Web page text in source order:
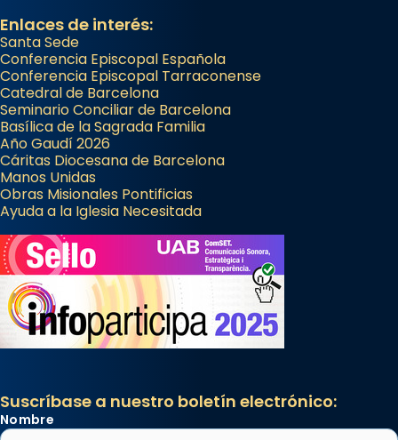
Semproniana (“relatiu a Semprònia =
eterna”) són deixebles seves. I l’any 1667, el
frare Joan Gaspar Roig, afirma en una obra
que les santes són filles de l’antiga Iluro.
Mataró en reivindicarà les relíq
...Ver más
Foto
View on Facebook
Enlaces de interés:
Santa Sede
Conferencia Episcopal Española
Conferencia Episcopal Tarraconense
Catedral de Barcelona
Seminario Conciliar de Barcelona
Basílica de la Sagrada Familia
Año Gaudí 2026
Cáritas Diocesana de Barcelona
Manos Unidas
Obras Misionales Pontificias
Ayuda a la Iglesia Necesitada
Suscríbase a nuestro boletín electrónico:
Nombre